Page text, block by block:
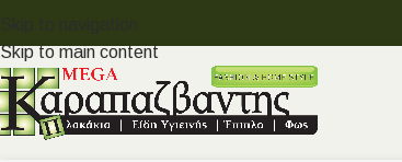
Skip to navigation
Skip to main content